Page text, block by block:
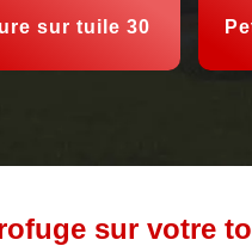
sur tuile 30
sur votre